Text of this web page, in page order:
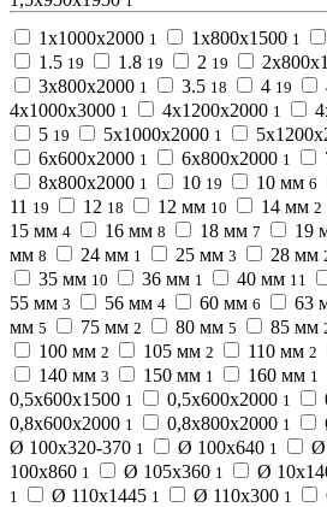
1х1000х2000 1 1х800х1500 1
1.5 19 1.8 19 2 19
3х800х2000 1 3.5 18 4 19
4х1000х3000 1 4х1200х2000 1
5 19 5х1000х2000 1
6х600х2000 1 6х800х2000 1
8х800х2000 1 10 19 10 мм 6
11 19 12 18 12 мм 10 14 мм 2
15 мм 4 16 мм 8 18 мм 7 19
мм 8 24 мм 1 25 мм 3 28 мм
35 мм 10 36 мм 1 40 мм 11
55 мм 3 56 мм 4 60 мм 6 63
мм 5 75 мм 2 80 мм 5 85 мм
100 мм 2 105 мм 2 110 мм 2
140 мм 3 150 мм 1 160 мм 1
0,5х600х1500 1 0,5х600х2000 1
0,8х600х2000 1 0,8х800х2000 1
Ø 100х320-370 1 Ø 100х640 1 Ø
100х860 1 Ø 105х360 1 Ø
1 Ø 110х1445 1 Ø 110х300 1